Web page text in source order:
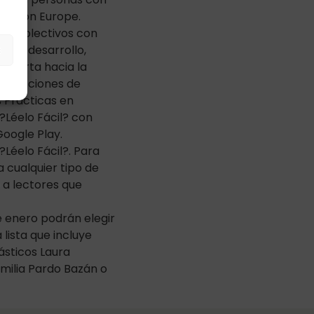
Europe.
a colectivos con
del desarrollo,
hacia la
acciones de
Prácticas en
Fácil? con
Play.
Fácil?. Para
cualquier tipo de
lectores que
enero podrán elegir
que incluye
Laura
Pardo Bazán o